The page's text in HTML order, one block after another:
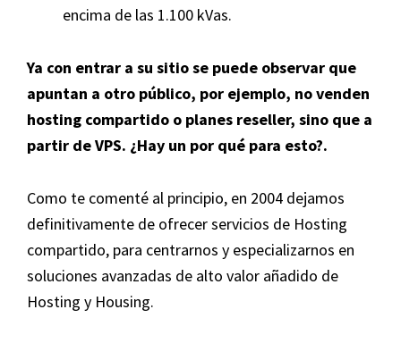
encima de las 1.100 kVas.
Ya con entrar a su sitio se puede observar que
apuntan a otro público, por ejemplo, no venden
hosting compartido o planes reseller, sino que a
partir de VPS. ¿Hay un por qué para esto?.
Como te comenté al principio, en 2004 dejamos
definitivamente de ofrecer servicios de Hosting
compartido, para centrarnos y especializarnos en
soluciones avanzadas de alto valor añadido de
Hosting y Housing.